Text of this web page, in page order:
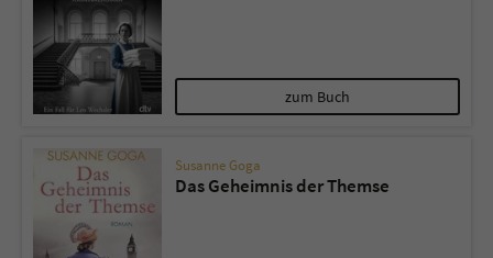
zum Buch
Susanne Goga
Das Geheimnis der Themse